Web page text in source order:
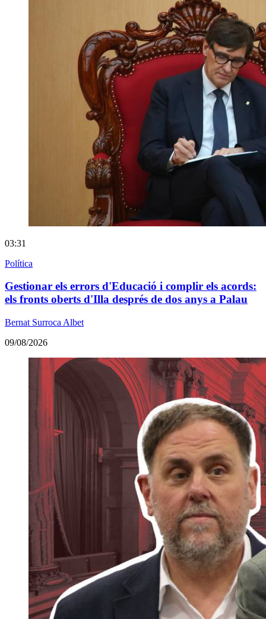
03:31
Política
Gestionar els errors d'Educació i complir els acords:
els fronts oberts d'Illa després de dos anys a Palau
Bernat Surroca Albet
09/08/2026